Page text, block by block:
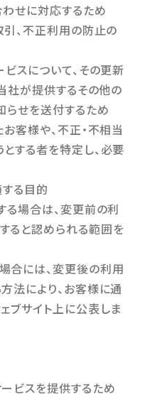
せに対応するため
、不正利用の防止の
について、その更新
当社が提供するその他の
らせを送付するため
様や、不正・不相当
する者を特定し、必要
る目的
る場合は、変更前の利
ると認められる範囲を
合には、変更後の利用
法により、お客様に通
ブサイト上に公表しま
ビスを提供するため